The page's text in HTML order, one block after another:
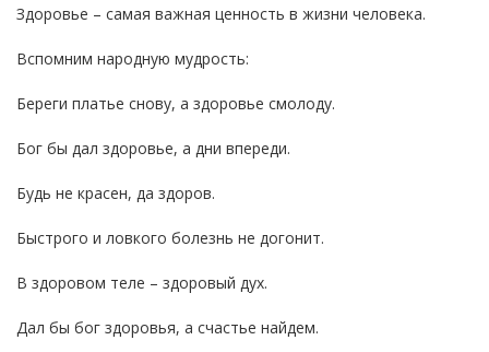
Здоровье – самая важная ценность в жизни человека.
Вспомним народную мудрость:
Береги платье снову, а здоровье смолоду.
Бог бы дал здоровье, а дни впереди.
Будь не красен, да здоров.
Быстрого и ловкого болезнь не догонит.
В здоровом теле – здоровый дух.
Дал бы бог здоровья, а счастье найдем.